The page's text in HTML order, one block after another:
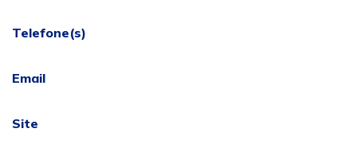
Telefone(s)
Email
Site